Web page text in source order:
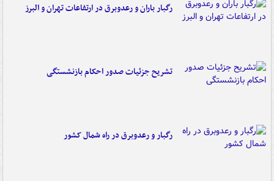
رگبار باران و رعدوبرق در ارتفاعات تهران و البرز
تشریح جزئیات صدور احکام بازنشستگی
رگبار و رعدوبرق در راه شمال کشور